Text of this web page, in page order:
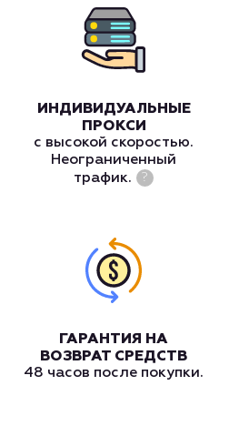
ИНДИВИДУАЛЬНЫЕ
ПРОКСИ
с высокой скоростью.
Неограниченный
трафик.
?
ГАРАНТИЯ НА
ВОЗВРАТ СРЕДСТВ
48 часов после покупки.